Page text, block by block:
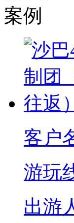
客户
游玩
出游